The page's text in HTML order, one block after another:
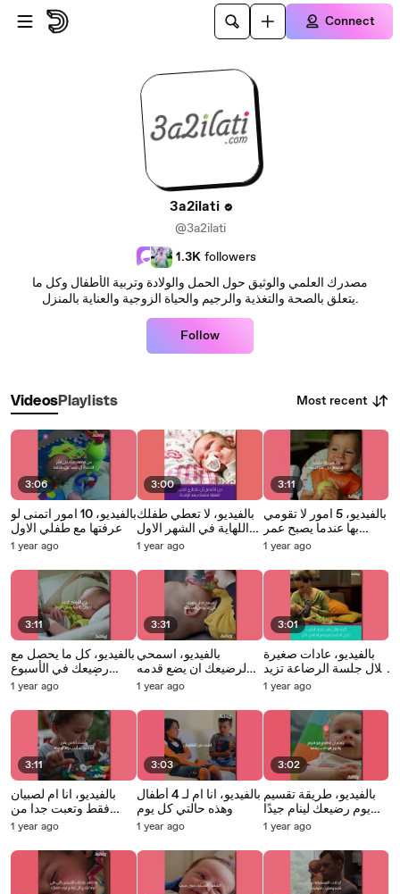
Skip to main content
Connect
3a2ilati
@3a2ilati
1.3K followers
مصدرك العلمي والوثيق حول الحمل والولادة وتربية الأطفال وكل ما
يتعلق بالصحة والتغذية والرجيم والحياة الزوجية والعناية بالمنزل.
Follow
VideosPlaylists Most recent
3:06
بالفيديو، 10 امور اتمنى لو
عرفتها مع طفلي الاول
1 year ago
3:11
بالفيديو، كل ما يحصل مع
رضيعك في الأسبوع
الأول خلال 3 دقائق1 year ago
3:11
بالفيديو، انا ام لصبيان
فقط وتعبت جدا من
سماع هذه الامور
1 year ago
3:00
بالفيديو، لا تعطي طفلك
اللهاية في الشهر الاول
بعد الولادة
1 year ago
3:31
بالفيديو، اسمحي
لرضيعك ان يضع قدمه
في فمه
1 year ago
3:03
بالفيديو، انا ام لـ 4 أطفال
وهذه حالتي كل يوم
1 year ago
3:11
بالفيديو، 5 امور لا تقومي
بها عندما يصبح عمر
طفلك سنة
1 year ago
3:01
بالفيديو، عادات صغيرة
خلال جلسة الرضاعة تزيد
من ادرار الحليب
1 year ago
3:02
بالفيديو، طريقة تقسيم
يوم رضيعك لينام جيدًا
طوال اليوم
1 year ago